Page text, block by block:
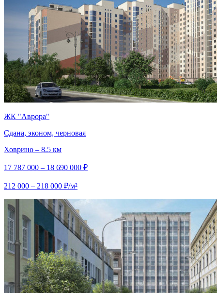
ЖК "Аврора"
Сдана, эконом, черновая
Ховрино – 8.5 км
17 787 000 – 18 690 000 ₽
212 000 – 218 000 ₽/м²